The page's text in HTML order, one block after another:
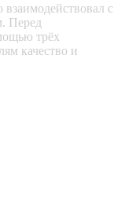
с
Перед
трёх
качество и